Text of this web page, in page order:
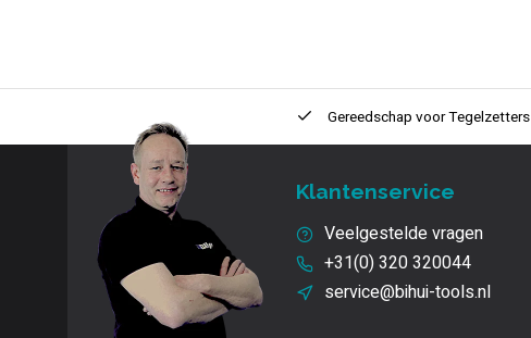
Innovatie Gereedschap voorTegelzetters
Klantenservice
Veelgestelde vragen
+31(0) 320 320044
service@bihui-tools.nl